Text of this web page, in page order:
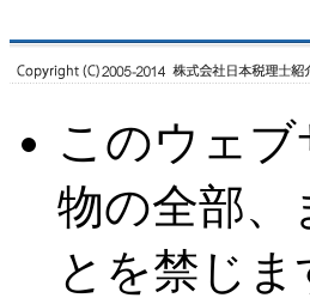
このウェ
物の全部、
とを禁じま